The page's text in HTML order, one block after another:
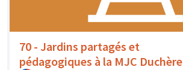
70 - Jardins partagés et
pédagogiques à la MJC Duchère